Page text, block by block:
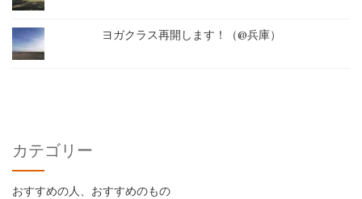
ヨガクラス再開します！（@兵庫）
カテゴリー
おすすめの人、おすすめのもの